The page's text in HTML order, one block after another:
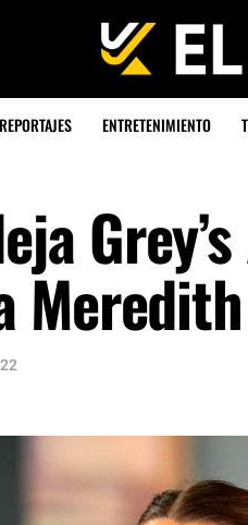
REPORTAJES ENTRETENIMIENTO